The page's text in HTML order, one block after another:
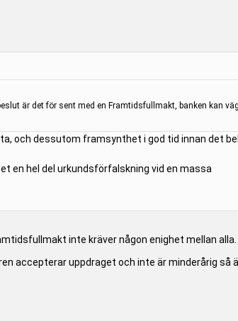
är det för sent med en Framtidsfullmakt, banken kan
och dessutom framsynthet i god tid innan det
en hel del urkundsförfalskning vid en massa
inte kräver någon enighet mellan alla.
accepterar uppdraget och inte är minderårig så